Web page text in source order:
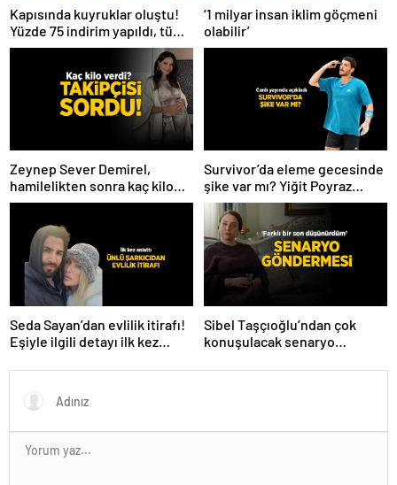
Kapısında kuyruklar oluştu!
Yüzde 75 indirim yapıldı, tüm
ürünler kapış kapış gitti
‘1 milyar insan iklim göçmeni
olabilir’
Zeynep Sever Demirel,
hamilelikten sonra kaç kilo
verdiğini açıkladı! ‘Yaza kadar
Survivor’da eleme gecesinde
şike var mı? Yiğit Poyraz
düelloda Volkan’la
yaşananları ilk kez anlattı!
Seda Sayan’dan evlilik itirafı!
Eşiyle ilgili detayı ilk kez
Sibel Taşçıoğlu’ndan çok
konuşulacak senaryo
düşünürdüm’